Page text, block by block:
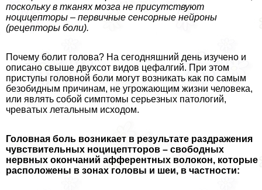
поскольку в тканях мозга не присутствуют
ноцицепторы – первичные сенсорные нейроны
(рецепторы боли).
Почему болит голова? На сегодняшний день изучено и
описано свыше двухсот видов цефалгий. При этом
приступы головной боли могут возникать как по самым
безобидным причинам, не угрожающим жизни человека,
или являть собой симптомы серьезных патологий,
чреватых летальным исходом.
Головная боль возникает в результате раздражения
чувствительных ноцицептторов – свободных
нервных окончаний афферентных волокон, которые
расположены в зонах головы и шеи, в частности: